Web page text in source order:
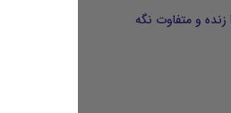
و متفاوت نگه